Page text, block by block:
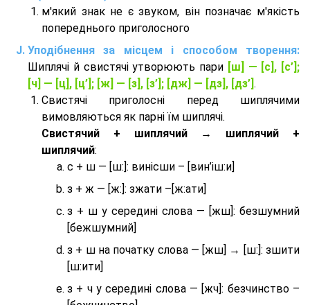
м'який знак не є звуком, він позначає м'якість
попереднього приголосного
Уподібнення за місцем і способом творення:
Шиплячі й свистячі утворюють пари [ш] — [c], [с’];
[ч] — [ц], [ц’]; [ж] — [з], [з’]; [дж] — [дз], [дз’] .
Свистячі приголосні перед шиплячими
вимовляються як парні їм шиплячі.
Cвистячий + шиплячий → шиплячий +
шиплячий:
с + ш — [ш:]: винісши – [вин’іш:и]
з + ж — [ж:]: зжати –[ж:ати]
з + ш у середині слова — [жш]: безшумний
[бежшумний]
з + ш на початку слова — [жш] → [ш:]: зшити
[ш:ити]
з + ч у середині слова — [жч]: безчинство –